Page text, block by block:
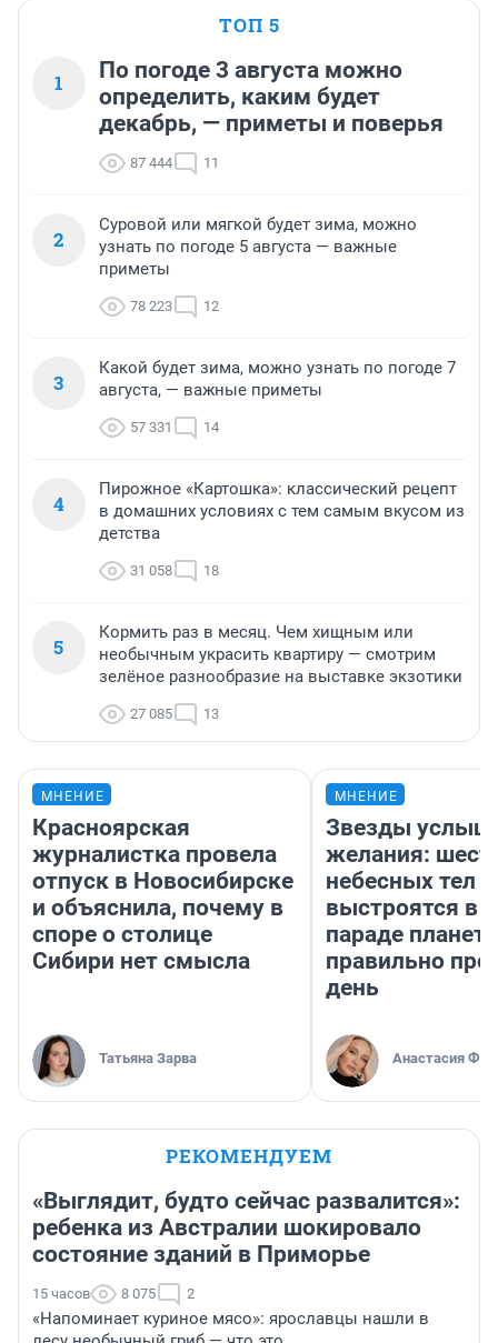
ТОП 5
1
По погоде 3 августа можно
определить, каким будет
декабрь, — приметы и поверья
87 444 11
2
Суровой или мягкой будет зима, можно
узнать по погоде 5 августа — важные
приметы
78 223 12
3
Какой будет зима, можно узнать по погоде 7
августа, — важные приметы
57 331 14
4
Пирожное «Картошка»: классический рецепт
в домашних условиях с тем самым вкусом из
детства
31 058 18
5
Кормить раз в месяц. Чем хищным или
необычным украсить квартиру — смотрим
зелёное разнообразие на выставке экзотики
27 085 13
МНЕНИЕ
Красноярская
журналистка провела
отпуск в Новосибирске
и объяснила, почему в
споре о столице
Сибири нет смысла
Татьяна Зарва
МНЕНИЕ
Звезды
желания:
небесных тел
выстроятся в
параде планет
правильно
день
Анастасия
РЕКОМЕНДУЕМ
«Выглядит, будто сейчас развалится»:
ребенка из Австралии шокировало
состояние зданий в Приморье
15 часов 8 075 2
«Напоминает куриное мясо»: ярославцы нашли в